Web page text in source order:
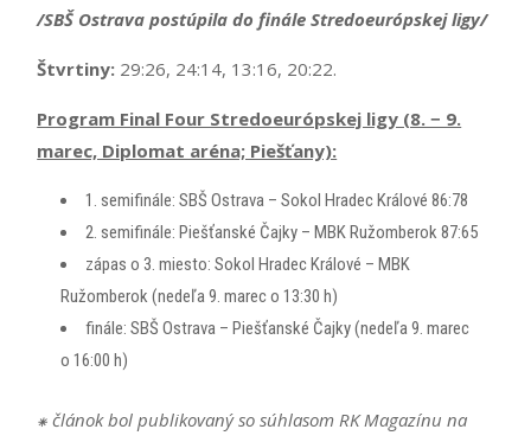
/SBŠ Ostrava postúpila do finále Stredoeurópskej ligy/
Štvrtiny: 29:26, 24:14, 13:16, 20:22.
Program Final Four Stredoeurópskej ligy (8. − 9.
marec, Diplomat aréna; Piešťany):
1. semifinále: SBŠ Ostrava – Sokol Hradec Králové 86:78
2. semifinále: Piešťanské Čajky – MBK Ružomberok 87:65
zápas o 3. miesto: Sokol Hradec Králové – MBK
Ružomberok (nedeľa 9. marec o 13:30 h)
finále: SBŠ Ostrava – Piešťanské Čajky (nedeľa 9. marec
o 16:00 h)
⁕ článok bol publikovaný so súhlasom RK Magazínu na